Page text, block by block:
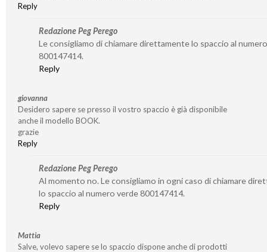
Reply
Redazione Peg Perego
Le consigliamo di chiamare direttamente lo spaccio al
800147414.
Reply
giovanna
Desidero sapere se presso il vostro spaccio è già disponibile
anche il modello BOOK.
grazie
Reply
Redazione Peg Perego
Al momento no. Le consigliamo in ogni caso di chiamare
lo spaccio al numero verde 800147414.
Reply
Mattia
Salve, volevo sapere se lo spaccio dispone anche di prodotti